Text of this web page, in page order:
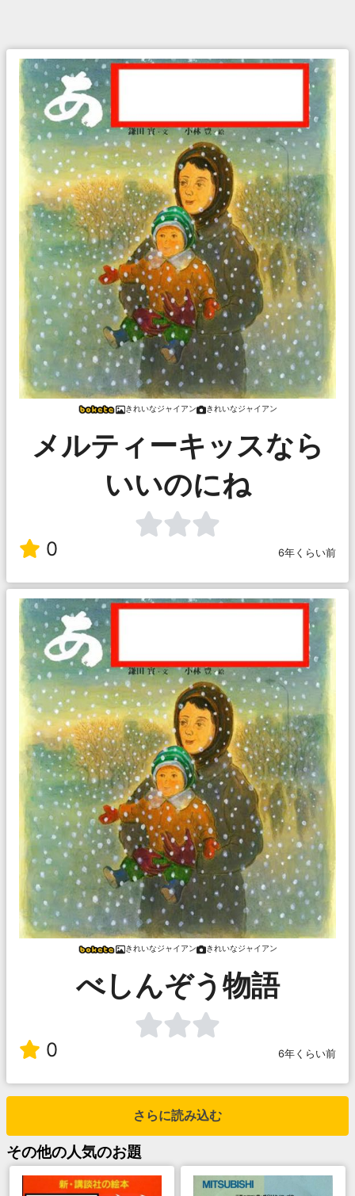
きれいなジャイアン きれいなジャイアン
メルティーキッスなら
いいのにね
0 6年くらい前
きれいなジャイアン きれいなジャイアン
べしんぞう物語
0 6年くらい前
さらに読み込む
その他の人気のお題